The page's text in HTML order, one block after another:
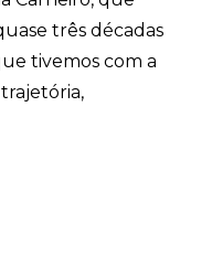
três décadas
tivemos com a